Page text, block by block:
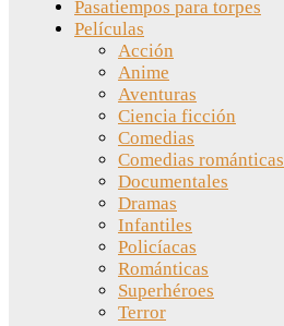
Pasatiempos para torpes
Películas
Acción
Anime
Aventuras
Ciencia ficción
Comedias
Comedias románticas
Documentales
Dramas
Infantiles
Policíacas
Románticas
Superhéroes
Terror